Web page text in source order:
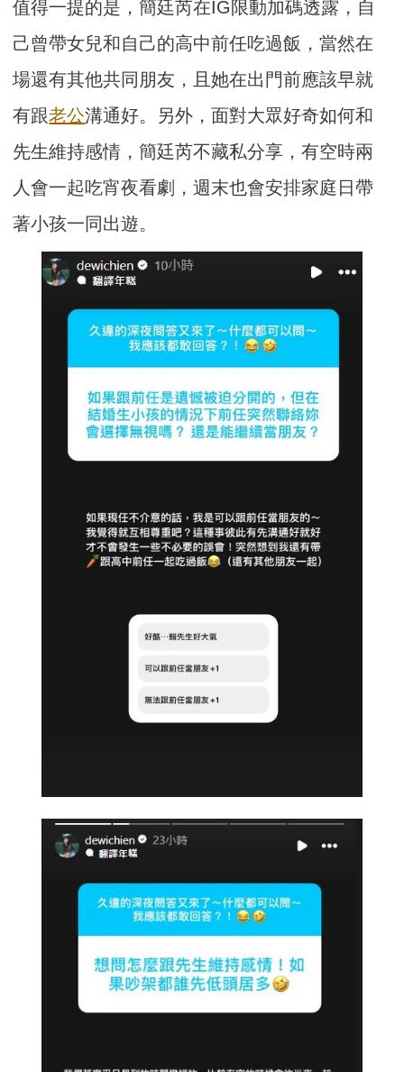
值得一提的是，簡廷芮在IG限動加碼透露，自
己曾帶女兒和自己的高中前任吃過飯，當然在
場還有其他共同朋友，且她在出門前應該早就
有跟老公溝通好。另外，面對大眾好奇如何和
先生維持感情，簡廷芮不藏私分享，有空時兩
人會一起吃宵夜看劇，週末也會安排家庭日帶
著小孩一同出遊。